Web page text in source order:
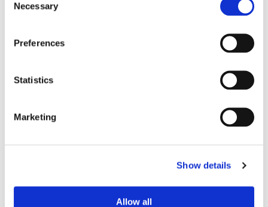
Selection
Necessary
Preferences
Statistics
Marketing
Show details
Allow all